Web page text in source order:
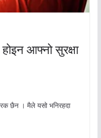
आफ्नो सुरक्षा
छैन । मैले यसो भनिरहदा